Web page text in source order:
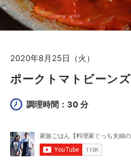
2020年8月25日（火）
ポークトマトビーンズ
調理時間：30 分